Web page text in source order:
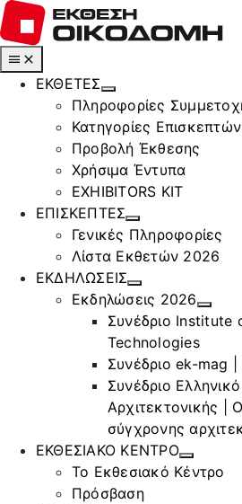
Μετάβαση
στο
περιεχόμενο
Toggle
Navigation
ΕΚΘΕΤΕΣ
Πληροφορίες
Κατηγορίες Επισκεπτών
Προβολή Έκθεσης
Χρήσιμα Έντυπα
EXHIBITORS KIT
ΕΠΙΣΚΕΠΤΕΣ
Γενικές Πληροφορίες
Λίστα Εκθετών 2026
ΕΚΔΗΛΩΣΕΙΣ
Εκδηλώσεις 2026
Συνέδριο Institute
Technologies
Συνέδριο ek-mag
Συνέδριο Ελληνικό
Αρχιτεκτονικής |
σύγχρονης
ΕΚΘΕΣΙΑΚΟ ΚΕΝΤΡΟ
Το Εκθεσιακό Κέντρο
Πρόσβαση